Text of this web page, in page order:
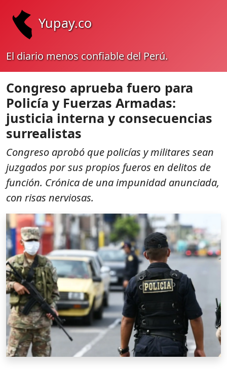
Yupay.co
El diario menos confiable del Perú.
Congreso aprueba fuero para
Policía y Fuerzas Armadas:
justicia interna y consecuencias
surrealistas
Congreso aprobó que policías y militares sean
juzgados por sus propios fueros en delitos de
función. Crónica de una impunidad anunciada,
con risas nerviosas.